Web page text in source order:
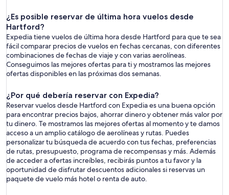
¿Es posible reservar de última hora vuelos desde
Hartford?
Expedia tiene vuelos de última hora desde Hartford para que te sea
fácil comparar precios de vuelos en fechas cercanas, con diferentes
combinaciones de fechas de viaje y con varias aerolíneas.
Conseguimos las mejores ofertas para ti y mostramos las mejores
ofertas disponibles en las próximas dos semanas.
¿Por qué debería reservar con Expedia?
Reservar vuelos desde Hartford con Expedia es una buena opción
para encontrar precios bajos, ahorrar dinero y obtener más valor por
tu dinero. Te mostramos las mejores ofertas al momento y te damos
acceso a un amplio catálogo de aerolíneas y rutas. Puedes
personalizar tu búsqueda de acuerdo con tus fechas, preferencias
de rutas, presupuesto, programa de recompensas y más. Además
de acceder a ofertas increíbles, recibirás puntos a tu favor y la
oportunidad de disfrutar descuentos adicionales si reservas un
paquete de vuelo más hotel o renta de auto.